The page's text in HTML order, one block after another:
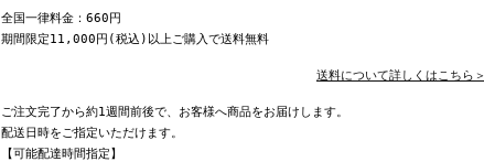
全国一律料金：660円
期間限定11,000円(税込)以上ご購入で送料無料
送料について詳しくはこちら＞
ご注文完了から約1週間前後で、お客様へ商品をお届けします。
配送日時をご指定いただけます。
【可能配達時間指定】